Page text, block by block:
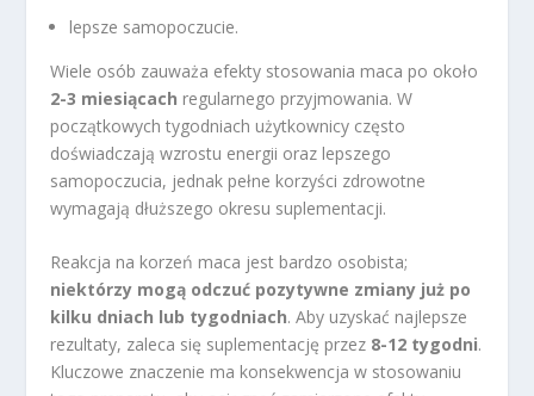
lepsze samopoczucie.
Wiele osób zauważa efekty stosowania maca po około
2-3 miesiącach regularnego przyjmowania. W
początkowych tygodniach użytkownicy często
doświadczają wzrostu energii oraz lepszego
samopoczucia, jednak pełne korzyści zdrowotne
wymagają dłuższego okresu suplementacji.
Reakcja na korzeń maca jest bardzo osobista;
niektórzy mogą odczuć pozytywne zmiany już po
kilku dniach lub tygodniach. Aby uzyskać najlepsze
rezultaty, zaleca się suplementację przez 8-12 tygodni.
Kluczowe znaczenie ma konsekwencja w stosowaniu